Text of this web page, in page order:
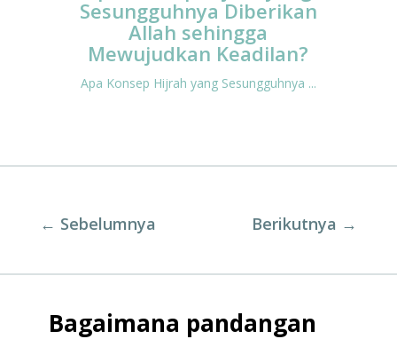
Sesungguhnya Diberikan
Allah sehingga
Mewujudkan Keadilan?
Apa Konsep Hijrah yang Sesungguhnya ...
← Sebelumnya Berikutnya →
Bagaimana pandangan